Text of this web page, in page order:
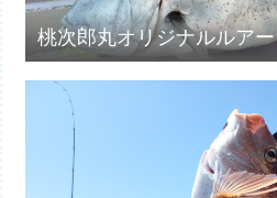
桃次郎丸オリジナルルアー